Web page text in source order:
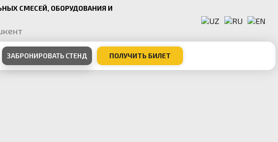
СМЕСЕЙ, ОБОРУДОВАНИЯ И
ЗАБРОНИРОВАТЬ СТЕНД ПОЛУЧИТЬ БИЛЕТ